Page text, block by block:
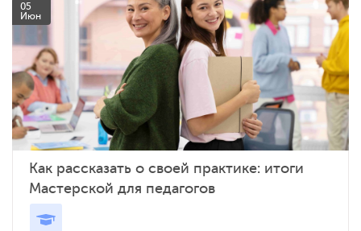
05
Июн
Как рассказать о своей практике: итоги
Мастерской для педагогов